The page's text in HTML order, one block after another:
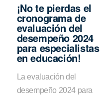
¡No te pierdas el
cronograma de
evaluación del
desempeño 2024
para especialistas
en educación!
La evaluación del
desempeño 2024 para